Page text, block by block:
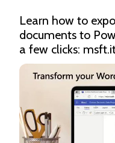
Learn how to
documents to
a few clicks: